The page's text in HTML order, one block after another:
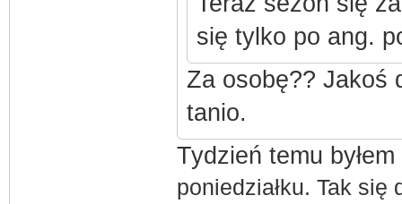
się tylko po ang.
Za osobę?? Jakoś
tanio.
Tydzień temu
poniedziałku. Tak się